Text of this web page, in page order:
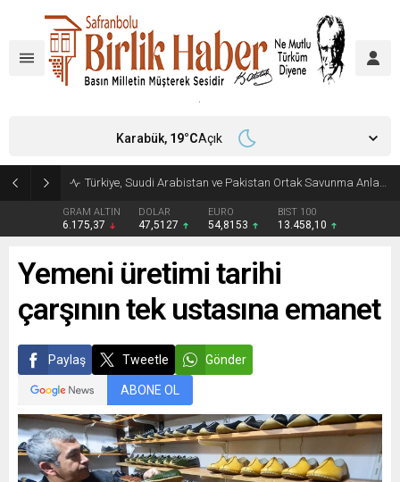
Türkiye, Suudi Arabistan ve Pakistan Ortak Savunma Anlaşması imzaladı
GRAM ALTIN
6.175,37
DOLAR
47,5127
EURO
54,8153
BIST 100
13.458,10
Karabük, 19°CAçık
Yemeni üretimi tarihi
çarşının tek ustasına emanet
Paylaş Tweetle Gönder
ABONE OL